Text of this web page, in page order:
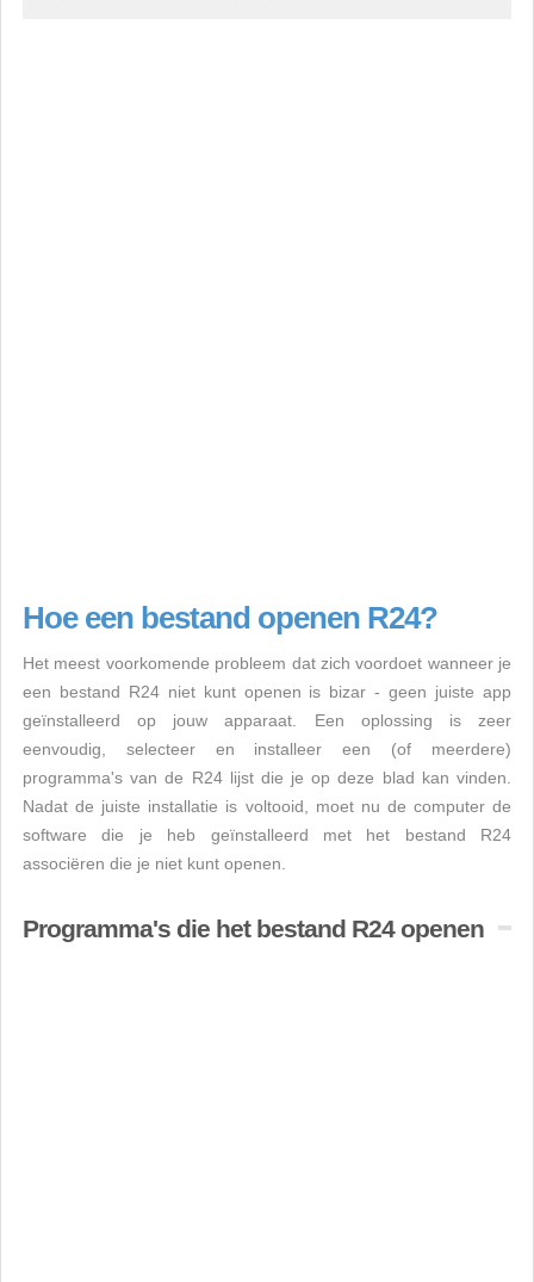
Hoe een bestand openen R24?
Het meest voorkomende probleem dat zich voordoet wanneer je
een bestand R24 niet kunt openen is bizar - geen juiste app
geïnstalleerd op jouw apparaat. Een oplossing is zeer
eenvoudig, selecteer en installeer een (of meerdere)
programma's van de R24 lijst die je op deze blad kan vinden.
Nadat de juiste installatie is voltooid, moet nu de computer de
software die je heb geïnstalleerd met het bestand R24
associëren die je niet kunt openen.
Programma's die het bestand R24 openen